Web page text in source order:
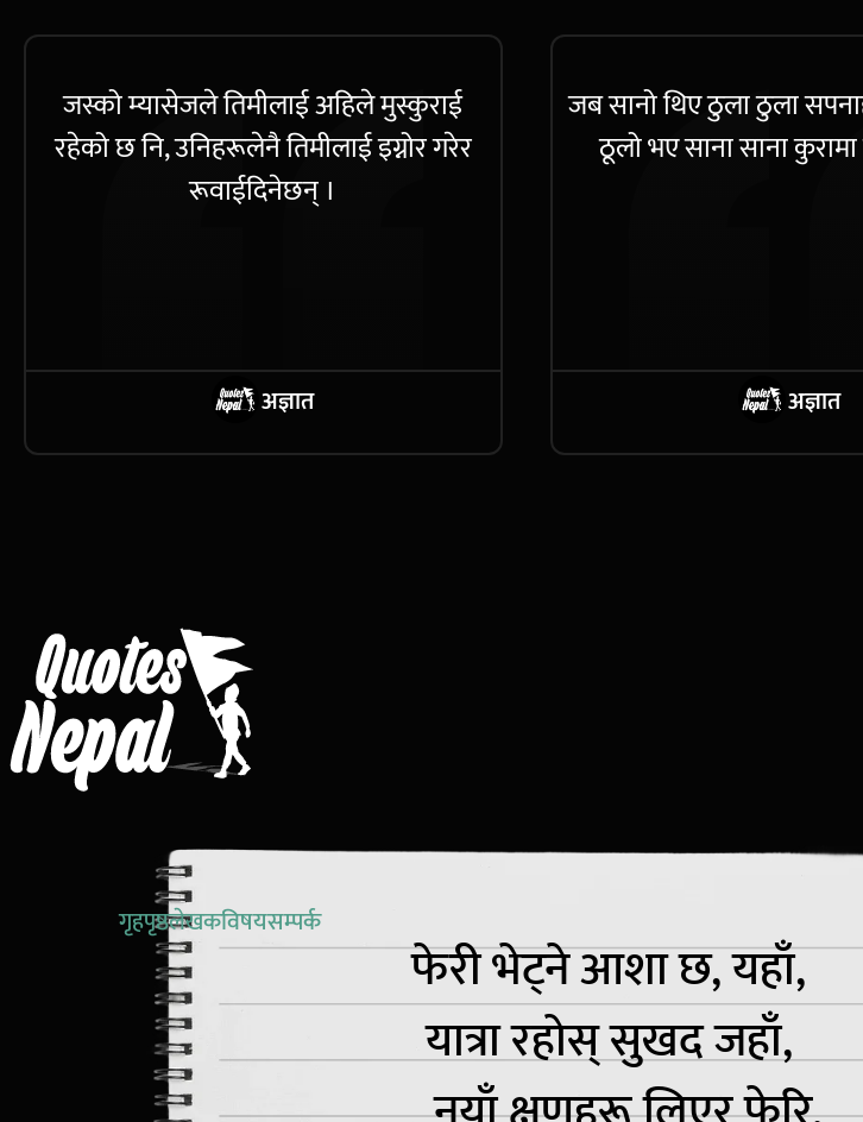
जस्को म्यासेजले तिमीलाई अहिले मुस्कुराई
रहेको छ नि, उनिहरूलेनै तिमीलाई इग्नोर गरेर
रूवाईदिनेछन् ।
अज्ञात
जब सानो थिए ठुला ठुला
ठूलो भए साना साना
अज्ञात
गृहपृष्ठलेखकविषयसम्पर्क
फेरी भेट्ने आशा छ, यहाँ,
यात्रा रहोस् सुखद जहाँ,